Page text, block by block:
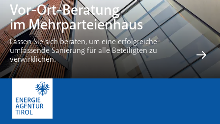
Vor-Ort-Beratung
im Mehrparteienhaus
Lassen Sie sich beraten, um eine erfolgreiche
umfassende Sanierung für alle Beteiligten zu
verwirklichen.